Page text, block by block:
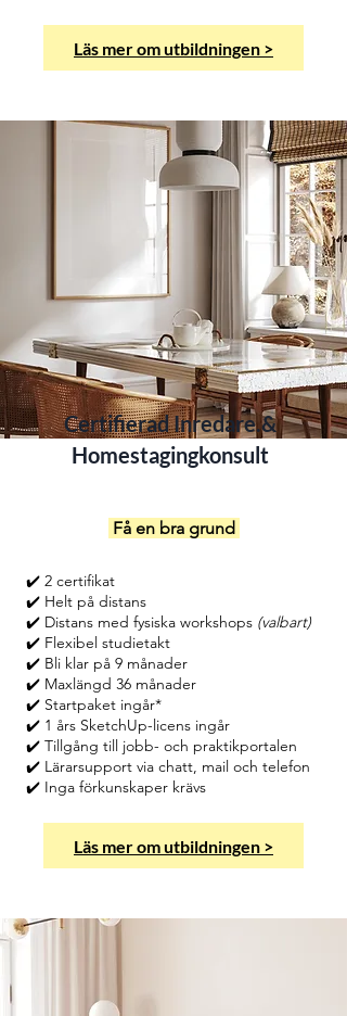
Läs mer om utbildningen >
Certifierad Inredare.&
Homestagingkonsult
Få en bra grund
✔️ 2 certifikat
✔️ Helt på distans
✔️ Distans med fysiska workshops (valbart)
✔️ Flexibel studietakt
✔️ Bli klar på 9 månader
✔️ Maxlängd 36 månader
✔️ Startpaket ingår*
✔️ 1 års SketchUp-licens ingår
✔️ Tillgång till jobb- och praktikportalen
✔️ Lärarsupport via chatt, mail och telefon
✔️ Inga förkunskaper krävs
Läs mer om utbildningen >